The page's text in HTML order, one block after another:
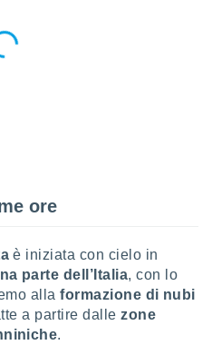
ore
è iniziata con cielo in
parte dell’Italia, con lo
allaformazione di nubi
a partire dallezone
.